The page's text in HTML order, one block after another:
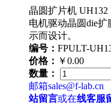
晶圆扩片机 UH132
电机驱动晶圆die
示而设计。
编号： FPULT-
价格： ￥0.00
数量：
邮箱sales@f-lab.cn
站留言或在线客服